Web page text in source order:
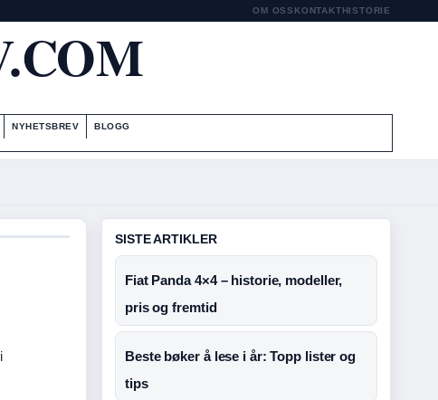
OM OSS KONTAKTHISTORIE
NYHETSBREV BLOGG
SISTE ARTIKLER
Fiat Panda 4×4 – historie, modeller,
pris og fremtid
Beste bøker å lese i år: Topp lister og
tips